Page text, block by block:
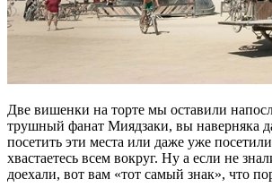
Две вишенки на торте мы оставили
трушный фанат Миядзаки, вы наверняка
посетить эти места или даже уже
хвастаетесь всем вокруг. Ну а если не
доехали, вот вам «тот самый знак», что